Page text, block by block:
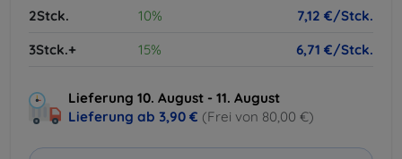
2Stck.
10%
7,12 €/Stck.
3Stck.+
15% 6,71 €/Stck.
Lieferung 10. August - 11. August
Lieferung ab 3,90 € (Frei von 80,00 €)